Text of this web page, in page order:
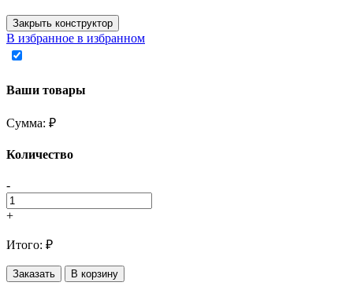
Закрыть конструктор
В избранное в избранном
Ваши товары
Сумма: ₽
Количество
-
+
Итого: ₽
Заказать В корзину